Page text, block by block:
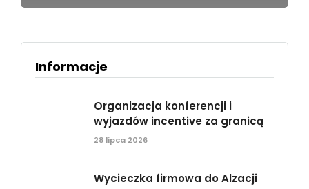
Informacje
Organizacja konferencji i
wyjazdów incentive za granicą
28 lipca 2026
Wycieczka firmowa do Alzacji